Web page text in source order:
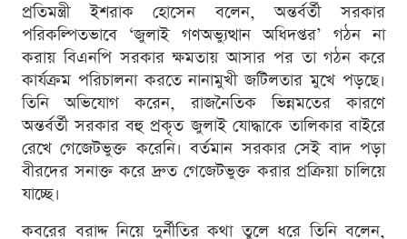
প্রতিমন্ত্রী ইশরাক হোসেন বলেন, অন্তর্বর্তী সরকার
পরিকল্পিতভাবে ‘জুলাই গণঅভ্যুত্থান অধিদপ্তর’ গঠন না
করায় বিএনপি সরকার ক্ষমতায় আসার পর তা গঠন করে
কার্যক্রম পরিচালনা করতে নানামুখী জটিলতার মুখে পড়ছে।
তিনি অভিযোগ করেন, রাজনৈতিক ভিন্নমতের কারণে
অন্তর্বর্তী সরকার বহু প্রকৃত জুলাই যোদ্ধাকে তালিকার বাইরে
রেখে গেজেটভুক্ত করেনি। বর্তমান সরকার সেই বাদ পড়া
বীরদের সনাক্ত করে দ্রুত গেজেটভুক্ত করার প্রক্রিয়া চালিয়ে
যাচ্ছে।
কবরের বরাদ্দ নিয়ে দুর্নীতির কথা তুলে ধরে তিনি বলেন,